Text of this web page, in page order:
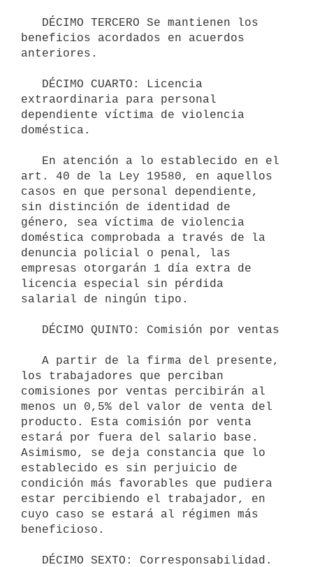
beneficios acordados en acuerdos
anteriores.
extraordinaria para personal
dependiente víctima de violencia
doméstica.
art. 40 de la Ley 19580, en aquellos
casos en que personal dependiente,
sin distinción de identidad de
género, sea víctima de violencia
doméstica comprobada a través de la
denuncia policial o penal, las
empresas otorgarán 1 día extra de
licencia especial sin pérdida
salarial de ningún tipo.
los trabajadores que perciban
comisiones por ventas percibirán al
menos un 0,5% del valor de venta del
producto. Esta comisión por venta
estará por fuera del salario base.
Asimismo, se deja constancia que lo
establecido es sin perjuicio de
condición más favorables que pudiera
estar percibiendo el trabajador, en
cuyo caso se estará al régimen más
beneficioso.